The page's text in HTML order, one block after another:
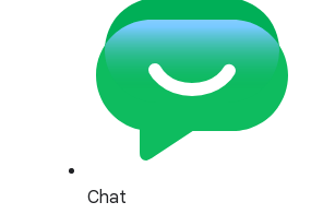
Chat